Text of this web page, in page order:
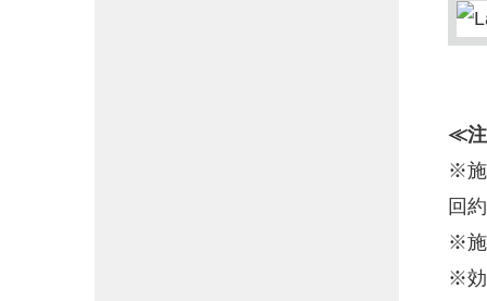
≪
※施
回
※施
※効